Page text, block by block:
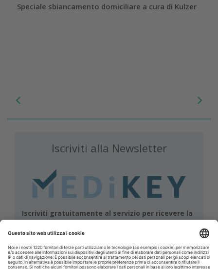
Speciale sbiancamento domiciliare a cura di Kulzer
Iscriviti alla Newsletter
Iscriviti gratuitamente al servizio per ricevere la
nostra newsletter quotidiana con le notizie del
giorno. Oppure accedi al tuo account Medikey